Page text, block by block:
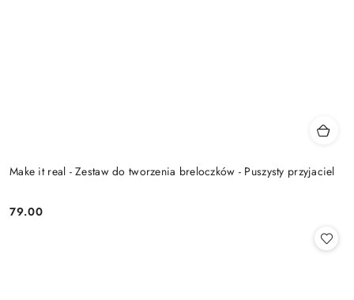
Make it real - Zestaw do tworzenia breloczków - Puszysty przyjaciel
Cena:
79.00